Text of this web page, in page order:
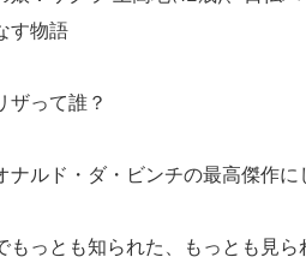
す物語
ザって誰？
ナルド・ダ・ビンチの最高傑作
もっとも知られた、もっとも見